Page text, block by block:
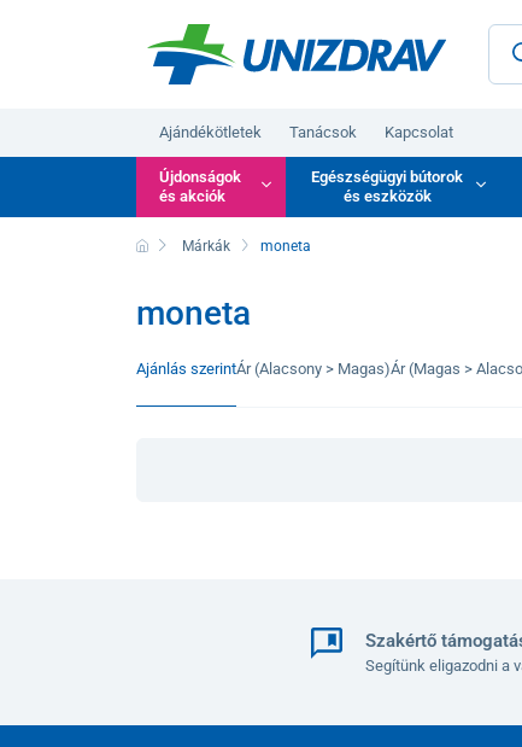
Ajándékötletek Tanácsok Kapcsolat
Újdonságok
és akciók
Egészségügyi bútorok
és eszközök
Márkák moneta
moneta
Ajánlás szerintÁr (Alacsony > Magas)Ár (Magas >
Szakértő
Segítünk eligazodni a